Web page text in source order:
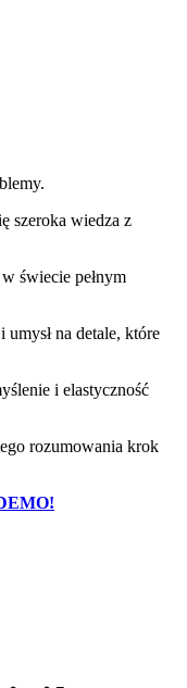
szeroka wiedza z
świecie pełnym
na detale, które
i elastyczność
rozumowania krok